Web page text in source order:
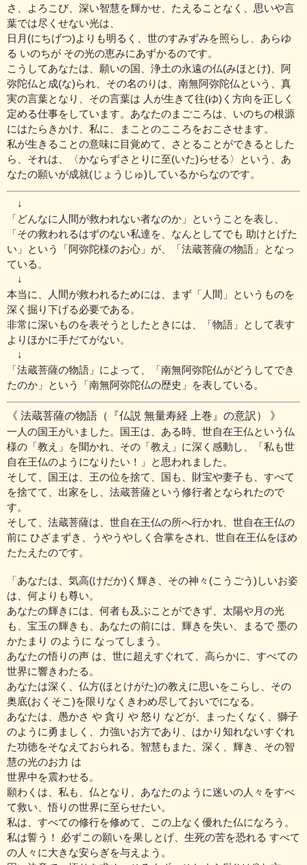
さ、よろこび、深い智慧を輝かせ、たえることなく、思いや言
葉では尽くせない光は、
日月(にちげつ)よりも明るく、世のすみずみを照らし、あらゆ
る いのちが その光の恵みにあずかるのです。
こうしてあなたは、願いの国、浄土の永遠の仏(みほとけ)、阿
弥陀仏と成(な)られ、その名のりは、南無阿弥陀仏という、真
実の言葉となり、その言葉は 人が生きて往(ゆ)く方向を正しく
定める仕事をしています。あなたのまごころは、いのちの根源
にはたらきかけ、私に、まことのこころをおこさせます。
私が生きることの意味に目覚めて、さとることができるとした
ら、それは、〈かならずさとりに至(いた)らせる〉という、あ
なたの願いが成就(じょうじゅ)しているからなのです。
↓
「どんなに人間が救われない者なのか」ということを表し、
「その救われるはずのない私達を、なんとしてでも 助けとげた
い」という「阿弥陀様のお心」が、「法蔵菩薩の物語」となっ
ている。
↓
本当に、人間が救われるためには、まず「人間」というものを
深く掘り下げる必要である。
非常に深いものを表そうとしたときには、「物語」として表す
よりほかに手だてがない。
↓
「法蔵菩薩の物語」によって、「南無阿弥陀仏がどうしてでき
たのか」という「南無阿弥陀仏の歴史」を表している。
《 法蔵菩薩の物語（『仏説 無量寿経 上巻』の意訳） 》
一人の国王がいました。国王は、ある時、世自在王仏という仏
様の「教え」を聞かれ、その「教え」に深く感動し、「私も世
自在王仏のようになりたい！」と思われました。
そして、国王は、王の位を捨て、国も、財宝や妻子も、すべて
を捨てて、出家をし、法蔵菩薩という修行者となられたので
す。
そして、法蔵菩薩は、世自在王仏の所へ行かれ、世自在王仏の
前に ひざまずき、うやうやしく合掌をされ、世自在王仏をほめ
たたえたのです。
「あなたは、気高(けだか)く輝き、その神々(こうごう)しいお姿
は、何よりも尊い。
あなたの輝きには、何者も及ぶことができず、太陽や月の光
も、宝玉の輝きも、あなたの前には、輝きを失い、まるで 墨の
かたまり のように なってしまう。
あなたの悟りの声 は、世に超えすぐれて、高らかに、すべての
世界に響きわたる。
あなたは深く、仏方(ほとけがた)の教えに思いをこらし、その
奥底(おくそこ)を限りなくきわめ尽しておいでになる。
あなたは、愚かさ や 貪り や 怒り などが、まったくなく、獅子
のように勇ましく、力強いお方であり、はかり知れないすぐれ
た功徳をそなえておられる。智慧もまた、深く、輝き、その智
慧の光のお力 は
世界中を震わせる。
願わくは、私も、仏となり、あなたのように迷いの人々をすべ
て救い、悟りの世界に至らせたい。
私は、すべての修行を修めて、この上なく優れた仏になろう。
私は誓う！ 必ずこの願いを果しとげ、生死の苦を恐れる すべて
の人々に大きな安らぎを与えよう。